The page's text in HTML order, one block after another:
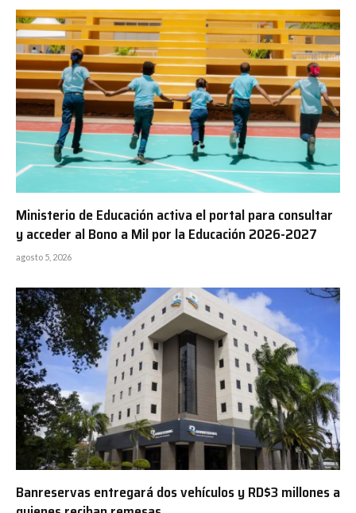
Ministerio de Educación activa el portal para consultar
y acceder al Bono a Mil por la Educación 2026-2027
agosto 5, 2026
Banreservas entregará dos vehículos y RD$3 millones a